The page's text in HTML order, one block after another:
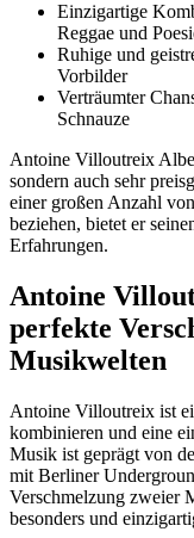
Einzigartige
Reggae und
Ruhige und
Vorbilder
Verträumter
Schnauze
Antoine Villoutreix
sondern auch sehr
einer großen Anzahl
beziehen, bietet er
Erfahrungen.
Antoine
perfekte
Musikwelten
Antoine Villoutreix ist
kombinieren und eine
Musik ist geprägt von
mit Berliner
Verschmelzung zweier
besonders und